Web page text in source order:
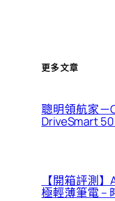
更多文章
聰明領航家－
DriveSmart 50
【開箱評測
極輕薄筆電 –